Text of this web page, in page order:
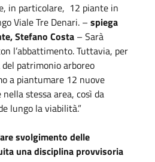
in particolare, 12 piante in
Viale Tre Denari. – spiega
Stefano Costa – Sarà
l’abbattimento. Tuttavia, per
patrimonio arboreo
a piantumare 12 nuove
stessa area, così da
lungo la viabilità.”
svolgimento delle
una disciplina provvisoria